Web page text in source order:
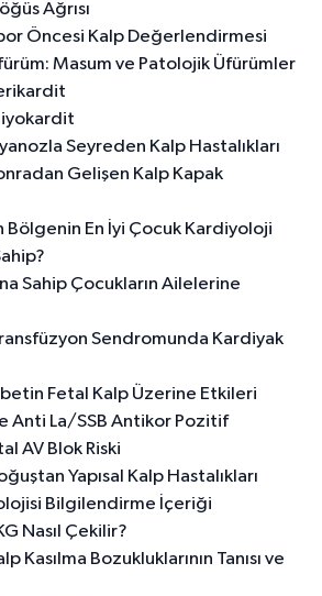
Ağrısı
Öncesi Kalp Değerlendirmesi
Masum ve Patolojik Üfürümler
Seyreden Kalp Hastalıkları
Gelişen Kalp Kapak
Bölgenin En İyi Çocuk Kardiyoloji
Sahip Çocukların Ailelerine
Sendromunda Kardiyak
Fetal Kalp Üzerine Etkileri
Anti La/SSB Antikor Pozitif
AV Blok Riski
Yapısal Kalp Hastalıkları
Bilgilendirme İçeriği
Nasıl Çekilir?
Kasılma Bozukluklarının Tanısı ve